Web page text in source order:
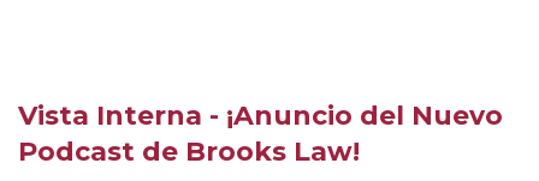
Vista Interna - ¡Anuncio del Nuevo
Podcast de Brooks Law!